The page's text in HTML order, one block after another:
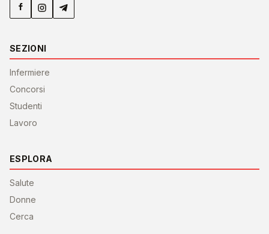
SEZIONI
Infermiere
Concorsi
Studenti
Lavoro
ESPLORA
Salute
Donne
Cerca